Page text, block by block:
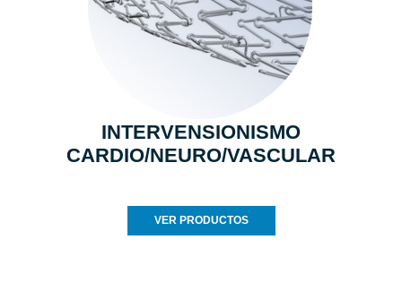
INTERVENSIONISMO
CARDIO/NEURO/VASCULAR
VER PRODUCTOS